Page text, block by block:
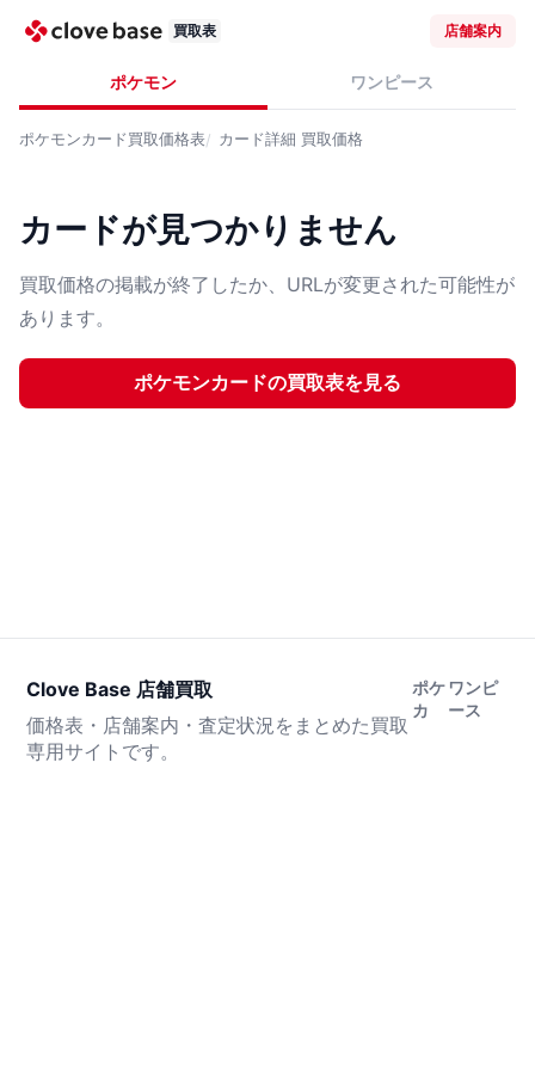
買取表 店舗案内
ポケモン ワンピース
ポケモンカード買取価格表 カード詳細 買取価格
カードが見つかりません
買取価格の掲載が終了したか、URLが変更された可能性が
あります。
ポケモンカードの買取表を見る
Clove Base 店舗買取
価格表・店舗案内・査定状況をまとめた買取
専用サイトです。
ポケ
カ
ワンピ
ース